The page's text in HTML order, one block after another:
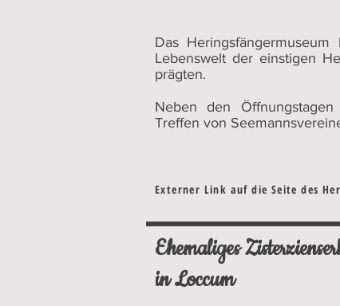
Das
Lebenswelt der einstigen
prägten.
Neben den
Treffen von
Externer Link auf die Seite des
Ehemaliges
in Loccum